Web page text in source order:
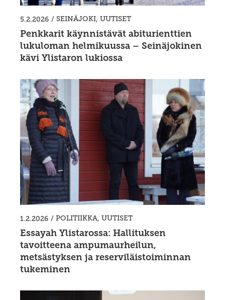
5.2.2026 / SEINÄJOKI, UUTISET
Penkkarit käynnistävät abiturienttien
lukuloman helmikuussa – Seinäjokinen
kävi Ylistaron lukiossa
1.2.2026 / POLITIIKKA, UUTISET
Essayah Ylistarossa: Hallituksen
tavoitteena ampumaurheilun,
metsästyksen ja reserviläistoiminnan
tukeminen